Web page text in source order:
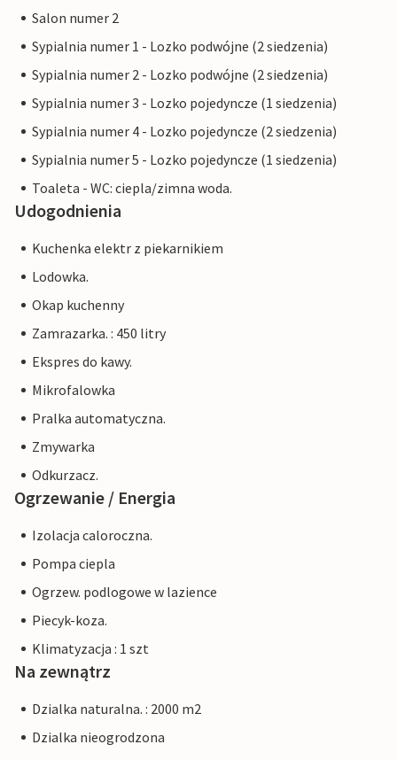
Salon numer 2
Sypialnia numer 1 - Lozko podwójne (2 siedzenia)
Sypialnia numer 2 - Lozko podwójne (2 siedzenia)
Sypialnia numer 3 - Lozko pojedyncze (1 siedzenia)
Sypialnia numer 4 - Lozko pojedyncze (2 siedzenia)
Sypialnia numer 5 - Lozko pojedyncze (1 siedzenia)
Toaleta - WC: ciepla/zimna woda.
Udogodnienia
Kuchenka elektr z piekarnikiem
Lodowka.
Okap kuchenny
Zamrazarka. : 450 litry
Ekspres do kawy.
Mikrofalowka
Pralka automatyczna.
Zmywarka
Odkurzacz.
Ogrzewanie / Energia
Izolacja caloroczna.
Pompa ciepla
Ogrzew. podlogowe w lazience
Piecyk-koza.
Klimatyzacja : 1 szt
Na zewnątrz
Dzialka naturalna. : 2000 m2
Dzialka nieogrodzona